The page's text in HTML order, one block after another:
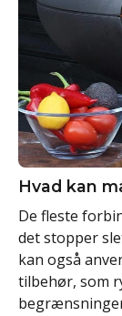
Hvad kan
De fleste
det stopper
kan også
tilbehør, som